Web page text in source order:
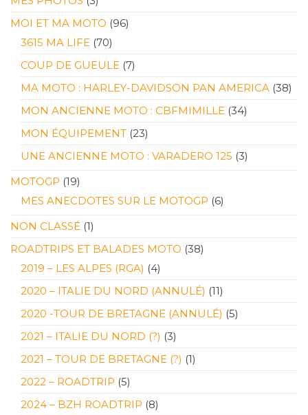
MOI ET MA MOTO (96)
3615 MA LIFE (70)
COUP DE GUEULE (7)
MA MOTO : HARLEY-DAVIDSON PAN AMERICA (38)
MON ANCIENNE MOTO : CBFMIMILLE (34)
MON ÉQUIPEMENT (23)
UNE ANCIENNE MOTO : VARADERO 125 (3)
MOTOGP (19)
MES ANECDOTES SUR LE MOTOGP (6)
NON CLASSÉ (1)
ROADTRIPS ET BALADES MOTO (38)
2019 – LES ALPES (RGA) (4)
2020 – ITALIE DU NORD (ANNULÉ) (11)
2020 -TOUR DE BRETAGNE (ANNULÉ) (5)
2021 – ITALIE DU NORD (?) (3)
2021 – TOUR DE BRETAGNE (?) (1)
2022 – ROADTRIP (5)
2024 – BZH ROADTRIP (8)